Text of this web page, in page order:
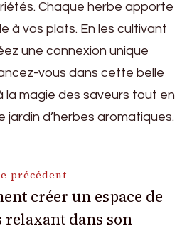
Chaque herbe apporte
à vos plats. En les cultivant
une connexion unique
vous dans cette belle
magie des saveurs tout en
d’herbes aromatiques.
précédent
créer un espace de
dans son